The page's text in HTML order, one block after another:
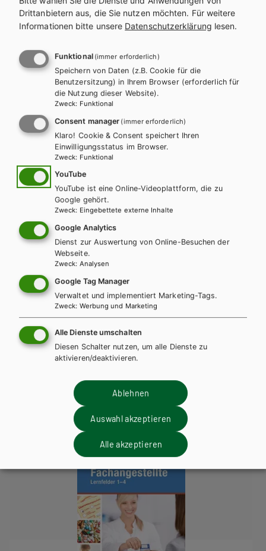
HUM/FS HUT
Fachangestellte - Medizinische Terminologie
der Lernfelder aus der Reihe Wort-Check
Lehrbuch Lehrbuch + E-Book
BS GEWERBLICH HUT
Laborkunde für Medizinische Fachangestellte
Lehrbuch + E-Book
Drittanbietern aus, die Sie nutzen möchten. Für weitere
Informationen bitte unsere Datenschutzerklärung lesen.
Funktional (immer erforderlich)
Speichern von Daten (z.B. Cookie für die
Benutzersitzung) in Ihrem Browser (erforderlich für
die Nutzung dieser Website).
Zweck: Funktional
Consent manager (immer erforderlich)
Klaro! Cookie & Consent speichert Ihren
Einwilligungsstatus im Browser.
Zweck: Funktional
YouTube
YouTube ist eine Online-Videoplattform, die zu
Google gehört.
Zweck: Eingebettete externe Inhalte
Google Analytics
Dienst zur Auswertung von Online-Besuchen der
Webseite.
Zweck: Analysen
Google Tag Manager
Verwaltet und implementiert Marketing-Tags.
Zweck: Werbung und Marketing
Alle Dienste umschalten
Diesen Schalter nutzen, um alle Dienste zu
aktivieren/deaktivieren.
Ablehnen
Auswahl akzeptieren
Alle akzeptieren